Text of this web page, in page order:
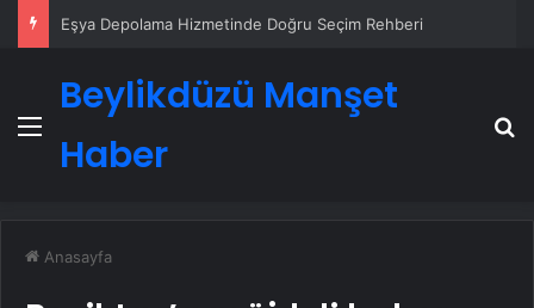
Eşya Depolama Hizmetinde Doğru Seçim Rehberi
Menü
Beylikdüzü Manşet
Haber
Anasayfa